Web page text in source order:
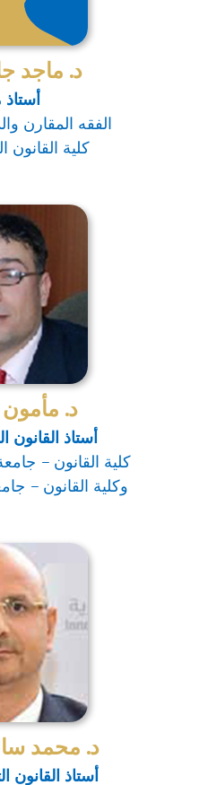
د. ماجد
الفقه المقارن
كلية القانون
د. مأمون
أستاذ القانون
كلية القانون –
وكلية القانون –
د. محمد
أستاذ القانون